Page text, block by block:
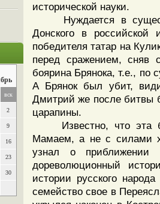
вск
2
9
16
23
30
исторической науки.
Нуждается в
Донского в российской
победителя татар на
перед сражением, сняв
боярина Брянока, т.е., по
А Брянок был убит,
Дмитрий же после битвы
царапины.
Известно, что эта
Мамаем, а не с силами
узнал о
дореволюционный
истории русского
семейство свое в